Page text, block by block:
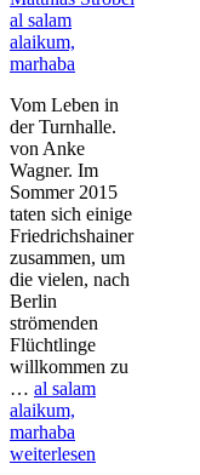
al salam
alaikum,
marhaba
Vom Leben in
der Turnhalle.
von Anke
Wagner. Im
Sommer 2015
taten sich einige
Friedrichshainer
zusammen, um
die vielen, nach
Berlin
strömenden
Flüchtlinge
willkommen zu
… al salam
alaikum,
marhaba
weiterlesen